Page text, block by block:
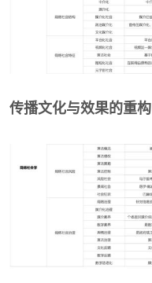
传播文化与效果的重构